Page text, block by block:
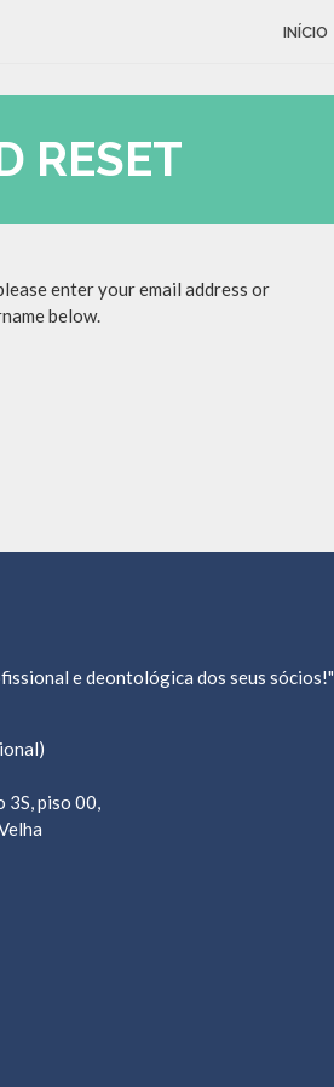
INÍCIO
RESET
enter your email address or
below.
e deontológica dos seus sócios!"
3S, piso 00,